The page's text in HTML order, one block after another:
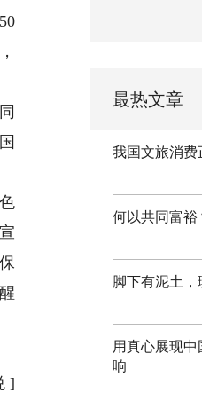
]
最热文章
我国文旅消费
何以共同富裕
脚下有泥土
用真心展现中
响